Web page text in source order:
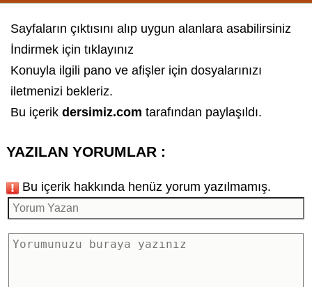
Sayfaların çıktısını alıp uygun alanlara asabilirsiniz
İndirmek için tıklayınız
Konuyla ilgili pano ve afişler için dosyalarınızı
iletmenizi bekleriz.
Bu içerik dersimiz.com tarafından paylaşıldı.
YAZILAN YORUMLAR :
Bu içerik hakkında henüz yorum yazılmamış.